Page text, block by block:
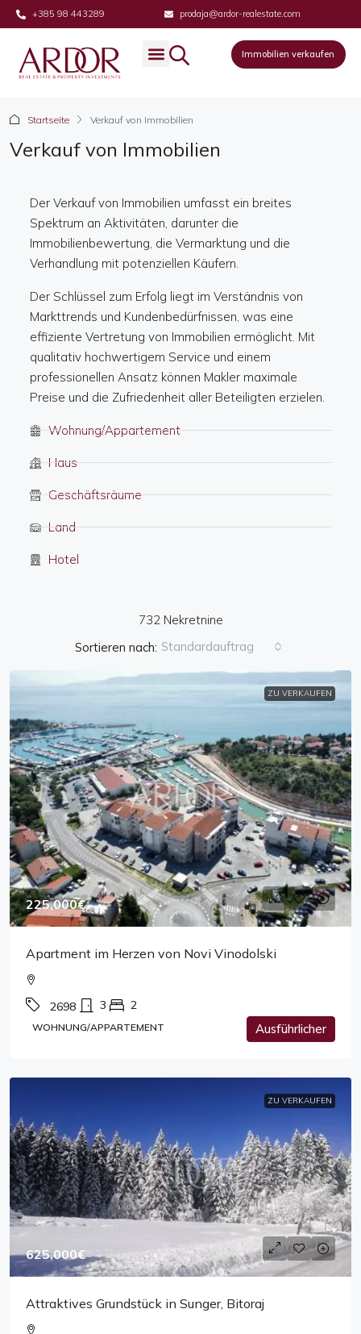
+385 98 443289 prodaja@ardor-realestate.com
Immobilien verkaufen
Startseite Verkauf von Immobilien
Verkauf von Immobilien
Der Verkauf von Immobilien umfasst ein breites
Spektrum an Aktivitäten, darunter die
Immobilienbewertung, die Vermarktung und die
Verhandlung mit potenziellen Käufern.
Der Schlüssel zum Erfolg liegt im Verständnis von
Markttrends und Kundenbedürfnissen, was eine
effiziente Vertretung von Immobilien ermöglicht. Mit
qualitativ hochwertigem Service und einem
professionellen Ansatz können Makler maximale
Preise und die Zufriedenheit aller Beteiligten erzielen.
Wohnung/Appartement
Haus
Geschäftsräume
Land
Hotel
732 Nekretnine
Sortieren nach: Standardauftrag
ZU VERKAUFEN
225,000€
Apartment im Herzen von Novi Vinodolski
2698 3 2
WOHNUNG/APPARTEMENT Ausführlicher
ZU VERKAUFEN
625,000€
Attraktives Grundstück in Sunger, Bitoraj